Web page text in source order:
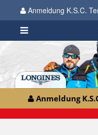
Anmeldung K.S.C.
Anmeldung